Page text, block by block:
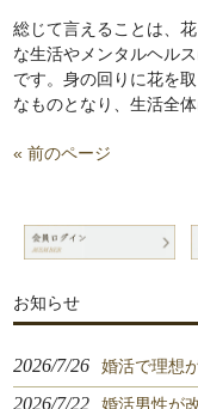
総じて言えることは、
な生活やメンタルヘル
です。身の回りに花を
なものとなり、生活全
« 前のページ
お知らせ
2026/7/26 婚活で理想
2026/7/22 婚活男性が